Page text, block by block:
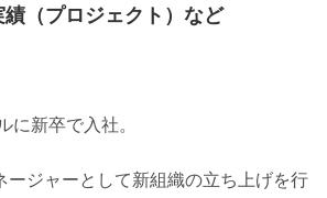
（プロジェクト）など
新卒で入社。
ージャーとして新組織の立ち上げを行